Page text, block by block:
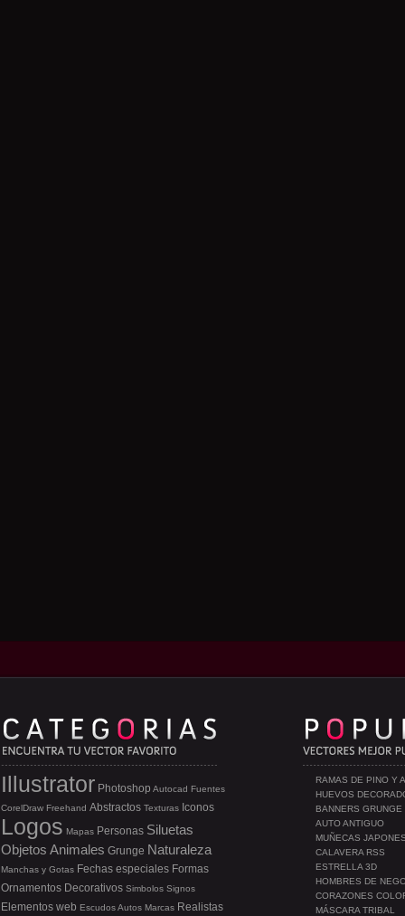
RAMAS DE PINO Y
HUEVOS
BANNERS GRUNGE
AUTO ANTIGUO
MUÑECAS
CALAVERA RSS
ESTRELLA 3D
HOMBRES DE
CORAZONES
MÁSCARA TRIBAL
Illustrator Photoshop Autocad Fuentes
CorelDraw Freehand Abstractos Texturas Iconos
Logos Mapas Personas Siluetas
Objetos Animales Grunge Naturaleza
Manchas y Gotas Fechas especiales Formas
Ornamentos Decorativos Simbolos Signos
Elementos web EscudosAutos Marcas Realistas